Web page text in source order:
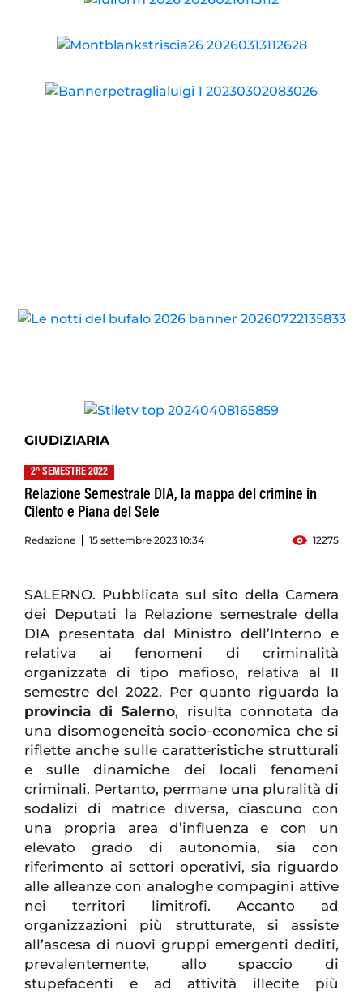
GIUDIZIARIA
2^ SEMESTRE 2022
Relazione Semestrale DIA, la mappa del crimine in
Cilento e Piana del Sele
Redazione 15 settembre 2023 10:34 12275
SALERNO. Pubblicata sul sito della Camera
dei Deputati la Relazione semestrale della
DIA presentata dal Ministro dell’Interno e
relativa ai fenomeni di criminalità
organizzata di tipo mafioso, relativa al II
semestre del 2022. Per quanto riguarda la
provincia di Salerno, risulta connotata da
una disomogeneità socio-economica che si
riflette anche sulle caratteristiche strutturali
e sulle dinamiche dei locali fenomeni
criminali. Pertanto, permane una pluralità di
sodalizi di matrice diversa, ciascuno con
una propria area d’influenza e con un
elevato grado di autonomia, sia con
riferimento ai settori operativi, sia riguardo
alle alleanze con analoghe compagini attive
nei territori limitrofi. Accanto ad
organizzazioni più strutturate, si assiste
all’ascesa di nuovi gruppi emergenti dediti,
prevalentemente, allo spaccio di
stupefacenti e ad attività illecite più